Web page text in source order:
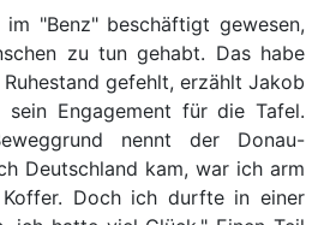
"Benz" beschäftigt gewesen,
zu tun gehabt. Das habe
gefehlt, erzählt Jakob
sein Engagement für die Tafel.
nennt der Donau-
Deutschland kam, war ich arm
Doch ich durfte in einer